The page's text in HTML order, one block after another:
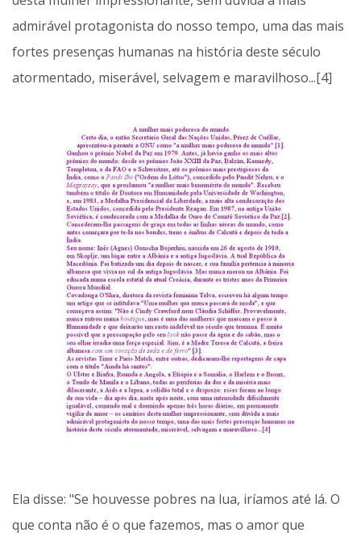
admirável protagonista do nosso tempo, uma das mais
fortes presenças humanas na história deste século
atormentado, miserável, selvagem e maravilhoso...[4]
Ela disse: "Se houvesse pobres na lua, iríamos até lá. O
que conta não é o que fazemos, mas o amor que